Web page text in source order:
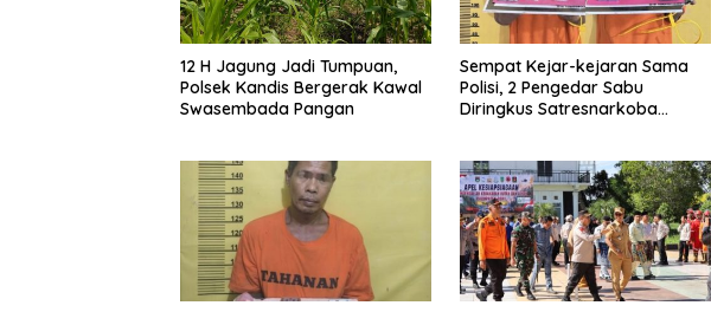
12 H Jagung Jadi Tumpuan,
Polsek Kandis Bergerak Kawal
Swasembada Pangan
Sempat Kejar-kejaran Sama
Polisi, 2 Pengedar Sabu
Diringkus Satresnarkoba